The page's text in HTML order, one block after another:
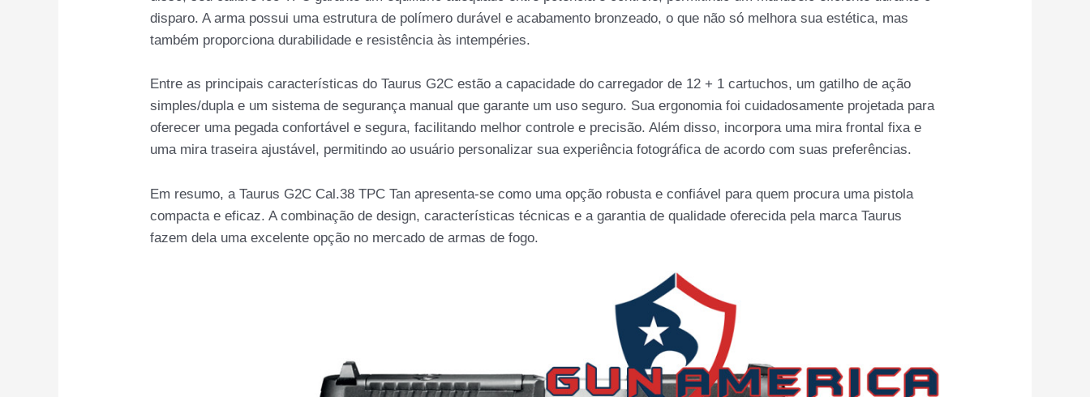
disparo. A arma possui uma estrutura de polímero durável e acabamento bronzeado, o que não só melhora sua estética, mas
também proporciona durabilidade e resistência às intempéries.
Entre as principais características do Taurus G2C estão a capacidade do carregador de 12 + 1 cartuchos, um gatilho de ação
simples/dupla e um sistema de segurança manual que garante um uso seguro. Sua ergonomia foi cuidadosamente projetada para
oferecer uma pegada confortável e segura, facilitando melhor controle e precisão. Além disso, incorpora uma mira frontal fixa e
uma mira traseira ajustável, permitindo ao usuário personalizar sua experiência fotográfica de acordo com suas preferências.
Em resumo, a Taurus G2C Cal.38 TPC Tan apresenta-se como uma opção robusta e confiável para quem procura uma pistola
compacta e eficaz. A combinação de design, características técnicas e a garantia de qualidade oferecida pela marca Taurus
fazem dela uma excelente opção no mercado de armas de fogo.